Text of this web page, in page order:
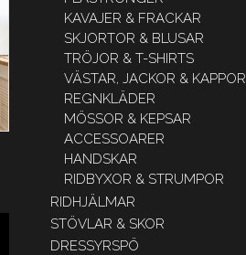
KAVAJER & FRACKAR
SKJORTOR & BLUSAR
TRÖJOR & T-SHIRTS
VÄSTAR, JACKOR & KAPPOR
REGNKLÄDER
MÖSSOR & KEPSAR
ACCESSOARER
HANDSKAR
RIDBYXOR & STRUMPOR
RIDHJÄLMAR
STÖVLAR & SKOR
DRESSYRSPÖ